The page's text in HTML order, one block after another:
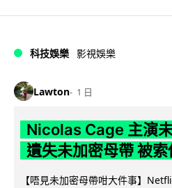
科技娛樂 影視娛樂
Lawton 1 日
Nicolas Cage 主演
遺失未加密母帶 被
【唔見未加密母帶咁大件事】